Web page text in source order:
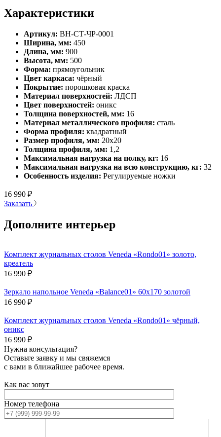
Характеристики
Артикул: ВН-СТ-ЧР-0001
Ширина, мм: 450
Длина, мм: 900
Высота, мм: 500
Форма: прямоугольник
Цвет каркаса: чёрный
Покрытие: порошковая краска
Материал поверхностей: ЛДСП
Цвет поверхностей: оникс
Толщина поверхностей, мм: 16
Материал металлического профиля: сталь
Форма профиля: квадратный
Размер профиля, мм: 20х20
Толщина профиля, мм: 1,2
Максимальная нагрузка на полку, кг: 16
Максимальная нагрузка на всю конструкцию, кг: 32
Особенность изделия: Регулируемые ножки
16 990 ₽
Заказать
Дополните интерьер
Комплект журнальных столов Veneda «Rondo01» золото,
креатель
16 990 ₽
Зеркало напольное Veneda «Balance01» 60х170 золотой
16 990 ₽
Комплект журнальных столов Veneda «Rondo01» чёрный,
оникс
16 990 ₽
Нужна консультация?
Оставьте заявку и мы свяжемся
с вами в ближайшее рабочее время.
Как вас зовут
Номер телефона